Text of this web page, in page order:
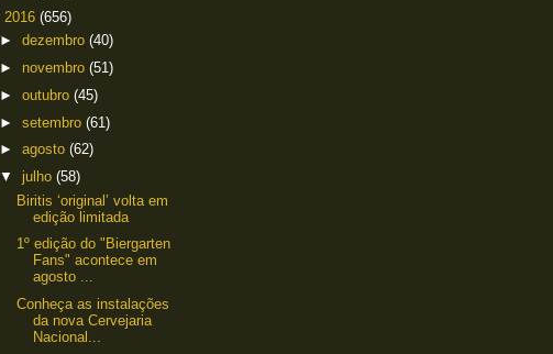
2016 (656)
► dezembro (40)
► novembro (51)
► outubro (45)
► setembro (61)
► agosto (62)
▼ julho (58)
Biritis ‘original’ volta em
edição limitada
1º edição do "Biergarten
Fans" acontece em
agosto ...
Conheça as instalações
da nova Cervejaria
Nacional...